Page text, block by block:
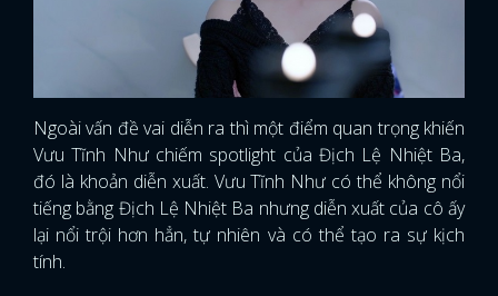
Ngoài vấn đề vai diễn ra thì một điểm quan trọng khiến
Vưu Tĩnh Như chiếm spotlight của Địch Lệ Nhiệt Ba,
đó là khoản diễn xuất. Vưu Tĩnh Như có thể không nổi
tiếng bằng Địch Lệ Nhiệt Ba nhưng diễn xuất của cô ấy
lại nổi trội hơn hẳn, tự nhiên và có thể tạo ra sự kịch
tính.